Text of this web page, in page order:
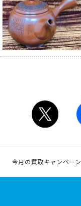
今月の買取キャンペーン